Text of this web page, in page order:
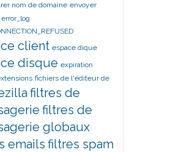
nom de domaine envoyer
error_log
client espace dique
disque expiration
fichiers de l'éditeur de
filtres de
filtres de
globaux
emails filtres spam